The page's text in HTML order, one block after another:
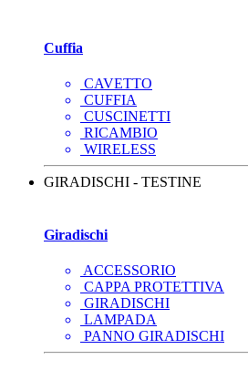
Cuffia
CAVETTO
CUFFIA
CUSCINETTI
RICAMBIO
WIRELESS
GIRADISCHI - TESTINE
Giradischi
ACCESSORIO
CAPPA PROTETTIVA
GIRADISCHI
LAMPADA
PANNO GIRADISCHI